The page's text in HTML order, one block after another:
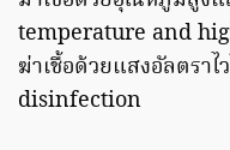
temperature and
ฆ่าเชื้อด้วยแสงอัลตรา
disinfection